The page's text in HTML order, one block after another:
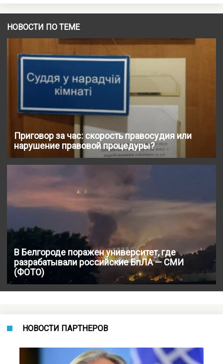
НОВОСТИ ПО ТЕМЕ
Приговор за час: скорость правосудия или
нарушение правовой процедуры?
В Белгороде поражен университет, где
разрабатывали российские БпЛА — СМИ
(ФОТО)
НОВОСТИ ПАРТНЕРОВ